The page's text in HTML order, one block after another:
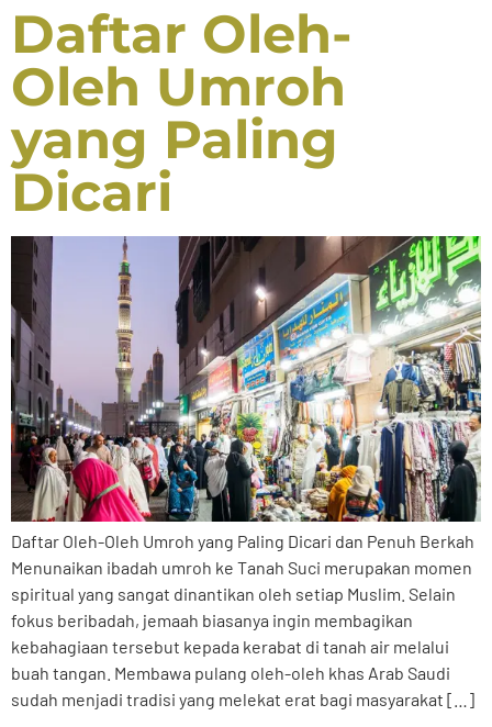
Daftar Oleh-
Oleh Umroh
yang Paling
Dicari
Daftar Oleh-Oleh Umroh yang Paling Dicari dan Penuh Berkah
Menunaikan ibadah umroh ke Tanah Suci merupakan momen
spiritual yang sangat dinantikan oleh setiap Muslim. Selain
fokus beribadah, jemaah biasanya ingin membagikan
kebahagiaan tersebut kepada kerabat di tanah air melalui
buah tangan. Membawa pulang oleh-oleh khas Arab Saudi
sudah menjadi tradisi yang melekat erat bagi masyarakat […]